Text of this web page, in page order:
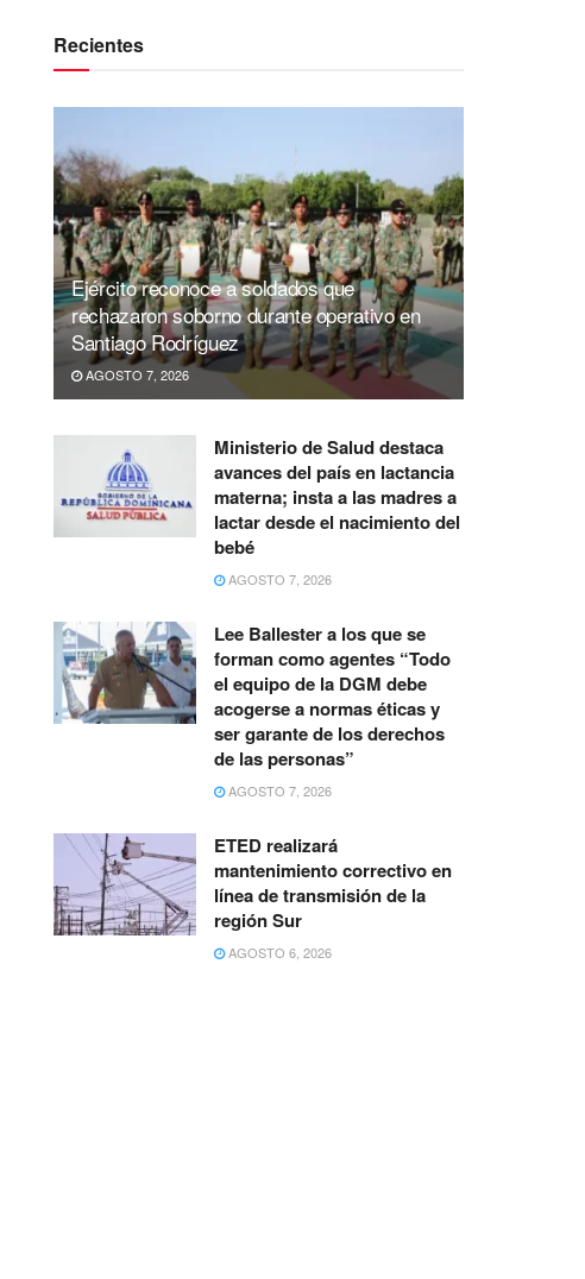
Recientes
Ejército reconoce a soldados que
rechazaron soborno durante operativo en
Santiago Rodríguez
AGOSTO 7, 2026
Ministerio de Salud destaca
avances del país en lactancia
materna; insta a las madres a
lactar desde el nacimiento del
bebé
AGOSTO 7, 2026
Lee Ballester a los que se
forman como agentes “Todo
el equipo de la DGM debe
acogerse a normas éticas y
ser garante de los derechos
de las personas”
AGOSTO 7, 2026
ETED realizará
mantenimiento correctivo en
línea de transmisión de la
región Sur
AGOSTO 6, 2026